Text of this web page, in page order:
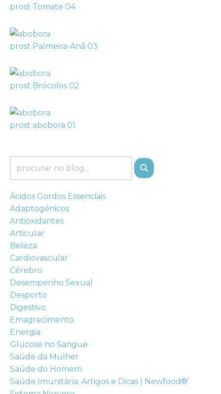
Ácidos Gordos Essenciais
Adaptogénicos
Antioxidantes
Articular
Beleza
Cardiovascular
Cérebro
Desempenho Sexual
Desporto
Digestivo
Emagrecimento
Energia
Glucose no Sangue
Saúde da Mulher
Saúde do Homem
Saúde Imunitária: Artigos e Dicas | Newfood®'
prost Tomate 04
prost Palmeira-Anã 03
prost Brócolos 02
prost abobora 01